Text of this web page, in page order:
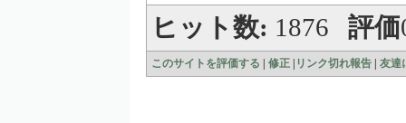
ヒット数: 1876 評価
このサイトを評価する 修正 リンク切れ報告 友達